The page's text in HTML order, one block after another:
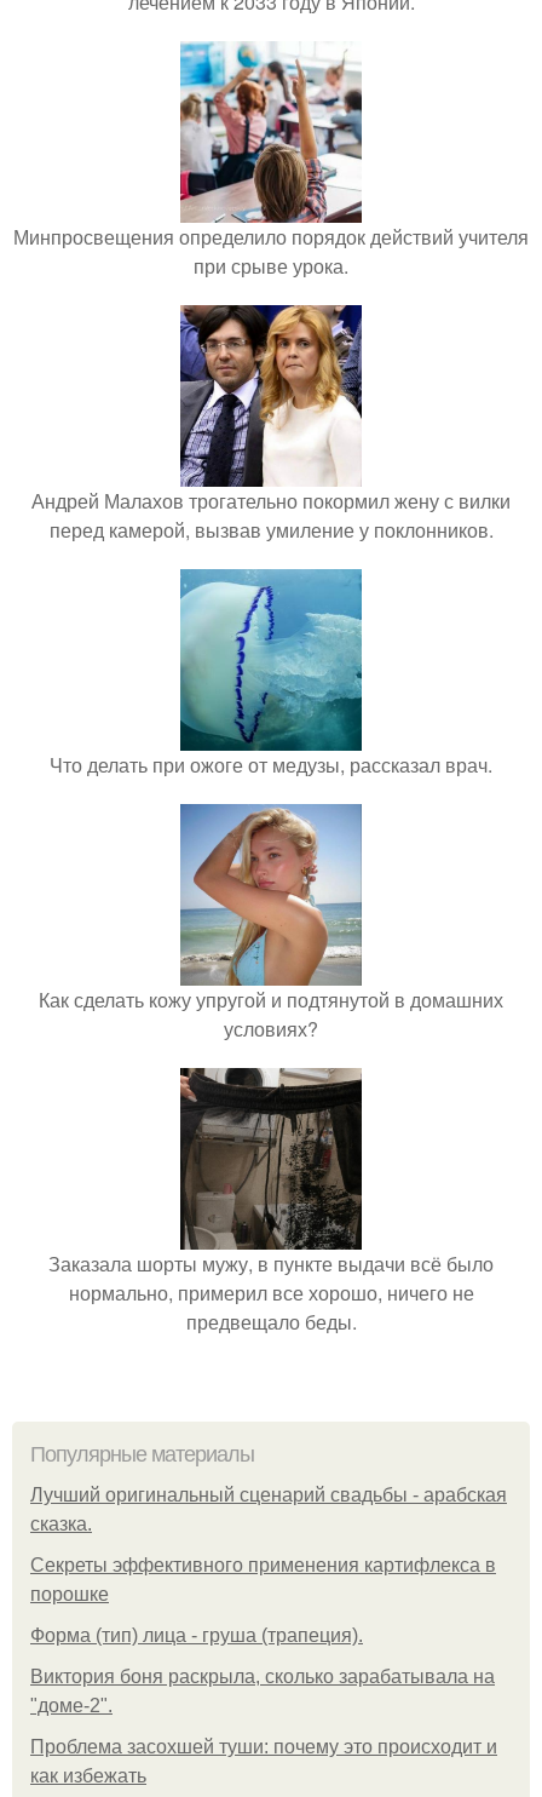
Минпросвещения определило порядок действий учителя
при срыве урока.
Андрей Малахов трогательно покормил жену с вилки
перед камерой, вызвав умиление у поклонников.
Что делать при ожоге от медузы, рассказал врач.
Как сделать кожу упругой и подтянутой в домашних
условиях?
Заказала шорты мужу, в пункте выдачи всё было
нормально, примерил все хорошо, ничего не
предвещало беды.
Популярные материалы
Лучший оригинальный сценарий свадьбы - арабская
сказка.
Секреты эффективного применения картифлекса в
порошке
Форма (тип) лица - груша (трапеция).
Виктория боня раскрыла, сколько зарабатывала на
"доме-2".
Проблема засохшей туши: почему это происходит и
как избежать